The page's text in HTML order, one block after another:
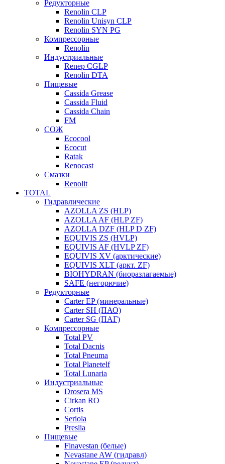
Редукторные
Renolin CLP
Renolin Unisyn CLP
Renolin SYN PG
Компрессорные
Renolin
Индустриальные
Renep CGLP
Renolin DTA
Пищевые
Cassida Grease
Cassida Fluid
Cassida Chain
FM
СОЖ
Ecocool
Ecocut
Ratak
Renocast
Смазки
Renolit
TOTAL
Гидравлические
AZOLLA ZS (HLP)
AZOLLA AF (HLP ZF)
AZOLLA DZF (HLP D ZF)
EQUIVIS ZS (HVLP)
EQUIVIS AF (HVLP ZF)
EQUIVIS XV (арктические)
EQUIVIS XLT (аркт. ZF)
BIOHYDRAN (биоразлагаемые)
SAFE (негорючие)
Редукторные
Carter EP (минеральные)
Carter SH (ПАО)
Carter SG (ПАГ)
Компрессорные
Total PV
Total Dacnis
Total Pneuma
Total Planetelf
Total Lunaria
Индустриальные
Drosera MS
Cirkan RO
Cortis
Seriola
Preslia
Пищевые
Finavestan (белые)
Nevastane AW (гидравл)